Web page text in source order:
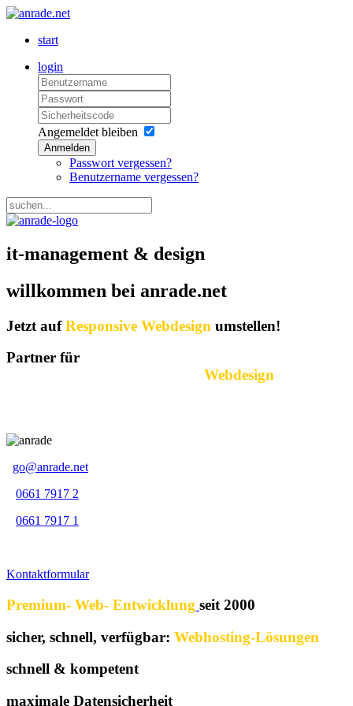
start
login
Angemeldet bleiben
Anmelden
Passwort vergessen?
Benutzername vergessen?
it-management & design
willkommen bei anrade.net
Jetzt aufResponsive Webdesign umstellen!
Partner für
Webdesign
go@anrade.net
0661 7917 2
0661 7917 1
Kontaktformular
Premium- Web- Entwicklung seit 2000
sicher, schnell, verfügbar: Webhosting-Lösungen
schnell & kompetent
maximale Datensicherheit